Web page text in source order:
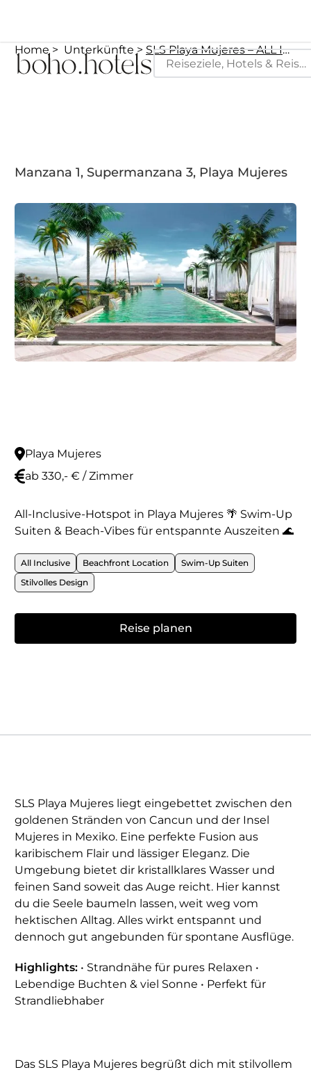
Home Unterkünfte SLS Playa Mujeres – ALL Inclusive Collection
Manzana 1, Supermanzana 3, Playa Mujeres
Playa Mujeres
ab 330,- € / Zimmer
All-Inclusive-Hotspot in Playa Mujeres 🌴 Swim-Up
Suiten & Beach-Vibes für entspannte Auszeiten 🌊
All Inclusive Beachfront Location
Swim-Up Suiten
Stilvolles Design
Reise planen
SLS Playa Mujeres liegt eingebettet zwischen den
goldenen Stränden von Cancun und der Insel
Mujeres in Mexiko. Eine perfekte Fusion aus
karibischem Flair und lässiger Eleganz. Die
Umgebung bietet dir kristallklares Wasser und
feinen Sand soweit das Auge reicht. Hier kannst
du die Seele baumeln lassen, weit weg vom
hektischen Alltag. Alles wirkt entspannt und
dennoch gut angebunden für spontane Ausflüge.
Highlights: • Strandnähe für pures Relaxen •
Lebendige Buchten & viel Sonne • Perfekt für
Strandliebhaber
Das SLS Playa Mujeres begrüßt dich mit stilvollem